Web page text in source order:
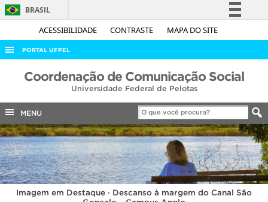
ACESSIBILIDADE CONTRASTE MAPA DO SITE
BRASIL
Simplifique!
Acesso à informação
Legislação
Canais
PORTAL UFPEL
ACESSO À INFORMAÇÃO
COBALTO
CONCURSOS
EDITAIS
INTERNACIONAL
OUVIDORIA
Coordenação de Comunicação Social
Universidade Federal de Pelotas
MENU
Imagem em Destaque · Descanso à margem do Canal São